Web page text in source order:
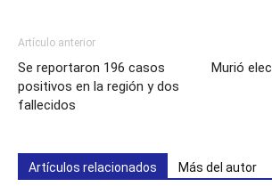
Artículo anterior
Se reportaron 196 casos
positivos en la región y dos
fallecidos
Murió
Artículos relacionados Más del autor